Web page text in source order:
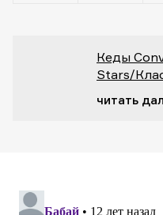
Кеды
Stars/
читать